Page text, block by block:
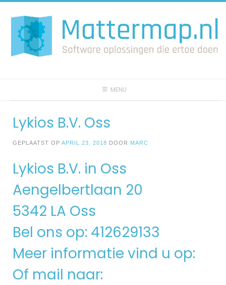
naar
inhoud
MENU
Lykios B.V. Oss
GEPLAATST OP APRIL 23, 2018 DOOR MARC
Lykios B.V. in Oss
Aengelbertlaan 20
5342 LA Oss
Bel ons op: 412629133
Meer informatie vind u op:
Of mail naar: